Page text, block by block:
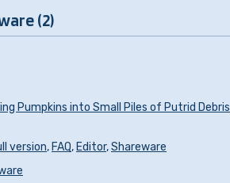
(2)
Pumpkins into Small Piles of Putrid Debris
version, FAQ, Editor,Shareware